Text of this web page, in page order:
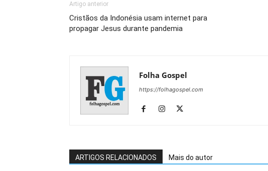
Artigo anterior
Cristãos da Indonésia usam internet para
propagar Jesus durante pandemia
Folha Gospel
https://folhagospel.com
ARTIGOS RELACIONADOS Mais do autor